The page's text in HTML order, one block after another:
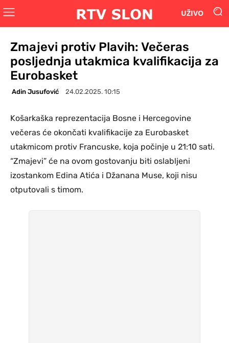
UŽIVO
Zmajevi protiv Plavih: Večeras
posljednja utakmica kvalifikacija za
Eurobasket
Adin Jusufović 24.02.2025. 10:15
Košarkaška reprezentacija Bosne i Hercegovine
večeras će okončati kvalifikacije za Eurobasket
utakmicom protiv Francuske, koja počinje u 21:10 sati.
“Zmajevi” će na ovom gostovanju biti oslabljeni
izostankom Edina Atića i Džanana Muse, koji nisu
otputovali s timom.